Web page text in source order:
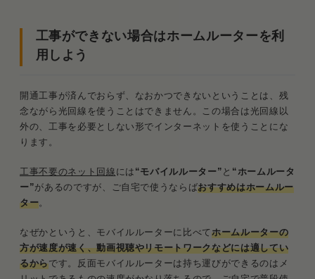
工事ができない場合はホームルーターを利
用しよう
開通工事が済んでおらず、なおかつできないということは、残
念ながら光回線を使うことはできません。この場合は光回線以
外の、工事を必要としない形でインターネットを使うことにな
ります。
工事不要のネット回線 には “モバイルルーター” と “ホームルータ
ー”があるのですが、ご自宅で使うならばおすすめはホームルー
ター。
なぜかというと、モバイルルーターに比べてホームルーターの
方が速度が速く、動画視聴やリモートワークなどには適してい
るからです。反面モバイルルーターは持ち運びができるのはメ